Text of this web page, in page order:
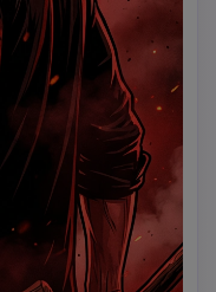
ada teks ekstra,
tidak ada warna
fotorealistik.